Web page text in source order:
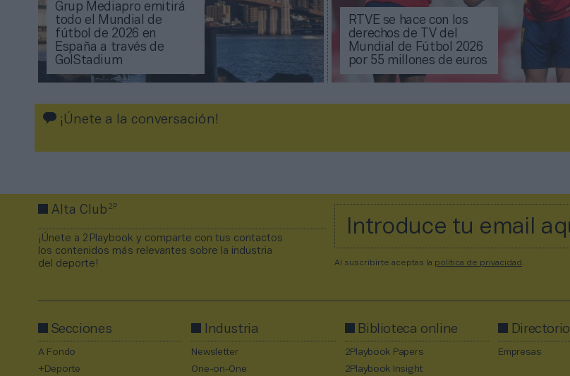
Grup Mediapro emitirá
todo el Mundial de
fútbol de 2026 en
España a través de
GolStadium
RTVE se hace con los
derechos de TV del
Mundial de Fútbol 2026
por 55 millones de euros
¡Únete a la conversación!
Alta Club2P
¡Únete a 2Playbook y comparte con tus contactos
los contenidos más relevantes sobre la industria
del deporte!
Al suscribirte aceptas la política de privacidad
Secciones
A Fondo
+Deporte
Industria
Newsletter
One-on-One
Biblioteca online
2Playbook Papers
2Playbook Insight
Directorio
Empresas